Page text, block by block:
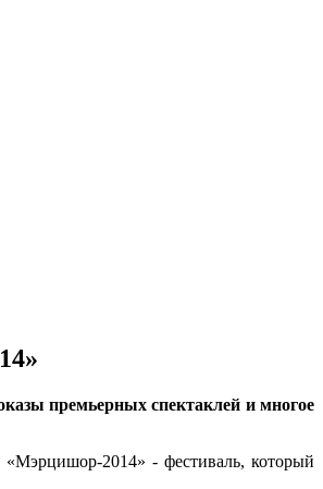
премьерных спектаклей и многое
2014» - фестиваль, который